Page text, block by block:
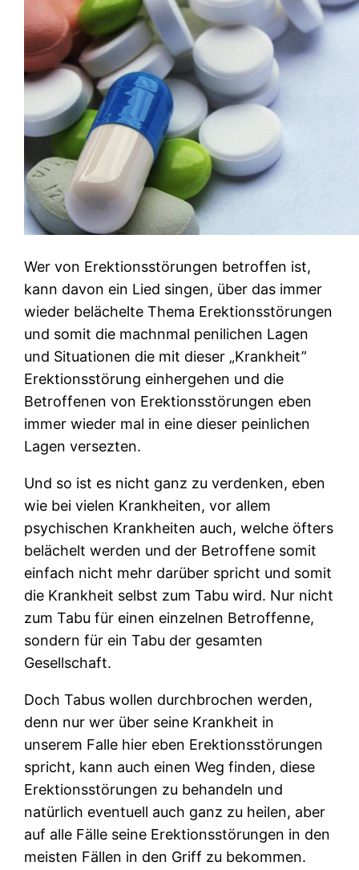
Wer von Erektionsstörungen betroffen ist,
kann davon ein Lied singen, über das immer
wieder belächelte Thema Erektionsstörungen
und somit die machnmal penilichen Lagen
und Situationen die mit dieser „Krankheit”
Erektionsstörung einhergehen und die
Betroffenen von Erektionsstörungen eben
immer wieder mal in eine dieser peinlichen
Lagen versezten.
Und so ist es nicht ganz zu verdenken, eben
wie bei vielen Krankheiten, vor allem
psychischen Krankheiten auch, welche öfters
belächelt werden und der Betroffene somit
einfach nicht mehr darüber spricht und somit
die Krankheit selbst zum Tabu wird. Nur nicht
zum Tabu für einen einzelnen Betroffenne,
sondern für ein Tabu der gesamten
Gesellschaft.
Doch Tabus wollen durchbrochen werden,
denn nur wer über seine Krankheit in
unserem Falle hier eben Erektionsstörungen
spricht, kann auch einen Weg finden, diese
Erektionsstörungen zu behandeln und
natürlich eventuell auch ganz zu heilen, aber
auf alle Fälle seine Erektionsstörungen in den
meisten Fällen in den Griff zu bekommen.